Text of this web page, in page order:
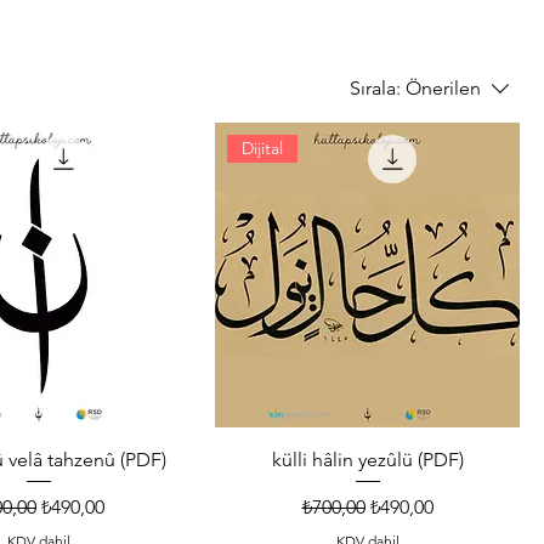
Sırala: Önerilen
tahzenû (PDF)
Fiyat
İndirimli Fiyat
₺490,00
Dijital
külli hâlin yezûlü (PDF)
Normal Fiyat
₺700,00 İndirimli Fiyat
₺490,00